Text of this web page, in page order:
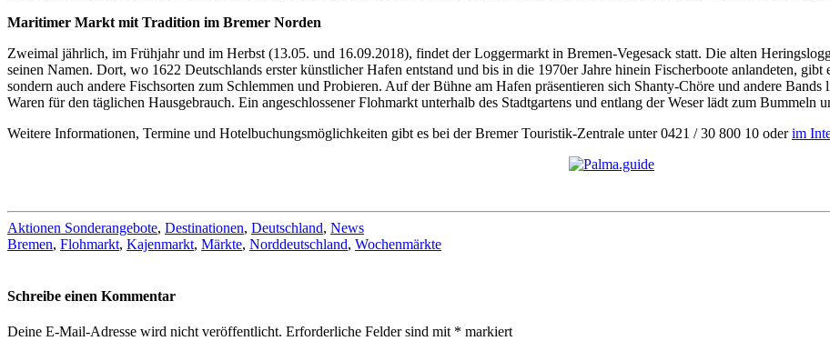
Maritimer Markt mit Tradition im Bremer Norden
Zweimal jährlich, im Frühjahr und im Herbst (13.05. und 16.09.2018), findet der Loggermarkt in Bremen-Vegesack statt. Die alten
seinen Namen. Dort, wo 1622 Deutschlands erster künstlicher Hafen entstand und bis in die 1970er Jahre hinein Fischerboote anlandeten,
sondern auch andere Fischsorten zum Schlemmen und Probieren. Auf der Bühne am Hafen präsentieren sich Shanty-Chöre und andere
Waren für den täglichen Hausgebrauch. Ein angeschlossener Flohmarkt unterhalb des Stadtgartens und entlang der Weser lädt zum Bummeln
Weitere Informationen, Termine und Hotelbuchungsmöglichkeiten gibt es bei der Bremer Touristik-Zentrale unter 0421 / 30 800 10 oderim
Aktionen Sonderangebote, Destinationen, Deutschland, News
Bremen, Flohmarkt, Kajenmarkt, Märkte, Norddeutschland, Wochenmärkte
Schreibe einen Kommentar
Deine E-Mail-Adresse wird nicht veröffentlicht. Erforderliche Felder sind mit * markiert